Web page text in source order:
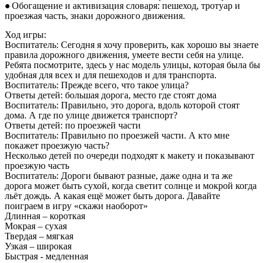
Обогащение и активизация словаря: пешеход, тротуар и
проезжая часть, знаки дорожного движения.
Ход игры:
Воспитатель: Сегодня я хочу проверить, как хорошо вы знаете
правила дорожного движения, умеете вести себя на улице.
Ребята посмотрите, здесь у нас модель улицы, которая была бы
удобная для всех и для пешеходов и для транспорта.
Воспитатель: Прежде всего, что такое улица?
Ответы детей: большая дорога, место где стоят дома
Воспитатель: Правильно, это дорога, вдоль которой стоят
дома. А где по улице движется транспорт?
Ответы детей: по проезжей части
Воспитатель: Правильно по проезжей части. А кто мне
покажет проезжую часть?
Несколько детей по очереди подходят к макету и показывают
проезжую часть
Воспитатель: Дороги бывают разные, даже одна и та же
дорога может быть сухой, когда светит солнце и мокрой когда
льёт дождь. А какая ещё может быть дорога. Давайте
поиграем в игру «скажи наоборот»
Длинная – короткая
Мокрая – сухая
Твердая – мягкая
Узкая – широкая
Быстрая - медленная